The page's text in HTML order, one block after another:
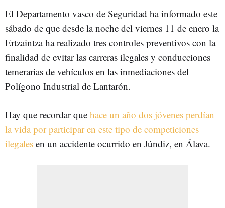
El Departamento vasco de Seguridad ha informado este
sábado de que desde la noche del viernes 11 de enero la
Ertzaintza ha realizado tres controles preventivos con la
finalidad de evitar las carreras ilegales y conducciones
temerarias de vehículos en las inmediaciones del
Polígono Industrial de Lantarón.
Hay que recordar que hace un año dos jóvenes perdían
la vida por participar en este tipo de competiciones
ilegales en un accidente ocurrido en Júndiz, en Álava.